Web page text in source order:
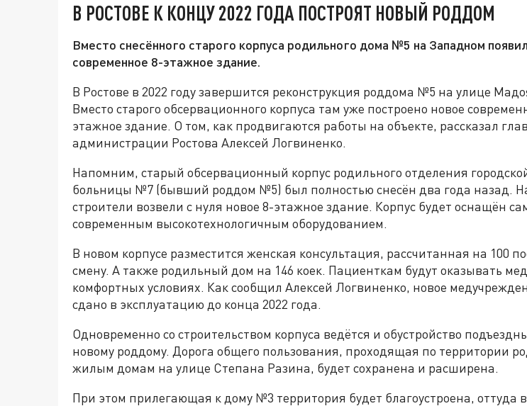
В РОСТОВЕ К КОНЦУ 2022 ГОДА ПОСТРОЯТ НОВЫЙ РОДДОМ
Вместо снесённого старого корпуса родильного дома №5 на Западном
современное 8-этажное здание.
В Ростове в 2022 году завершится реконструкция роддома №5 на улице
Вместо старого обсервационного корпуса там уже построено новое
этажное здание. О том, как продвигаются работы на объекте, рассказал
администрации Ростова Алексей Логвиненко.
Напомним, старый обсервационный корпус родильного отделения
больницы №7 (бывший роддом №5) был полностью снесён два года назад.
строители возвели с нуля новое 8-этажное здание. Корпус будет оснащён
современным высокотехнологичным оборудованием.
В новом корпусе разместится женская консультация, рассчитанная на 100
смену. А также родильный дом на 146 коек. Пациенткам будут оказывать
комфортных условиях. Как сообщил Алексей Логвиненко, новое
сдано в эксплуатацию до конца 2022 года.
Одновременно со строительством корпуса ведётся и обустройство
новому роддому. Дорога общего пользования, проходящая по территории
жилым домам на улице Степана Разина, будет сохранена и расширена.
При этом прилегающая к дому №3 территория будет благоустроена, оттуда